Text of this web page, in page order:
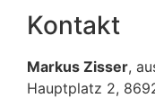
Kontakt
Markus Zisser,
Hauptplatz 2,